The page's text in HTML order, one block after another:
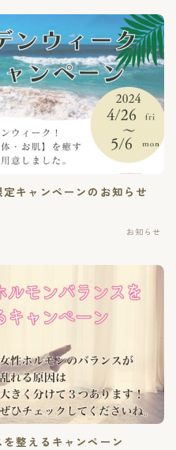
キャンペーンのお知らせ
お知らせ
整えるキャンペーン